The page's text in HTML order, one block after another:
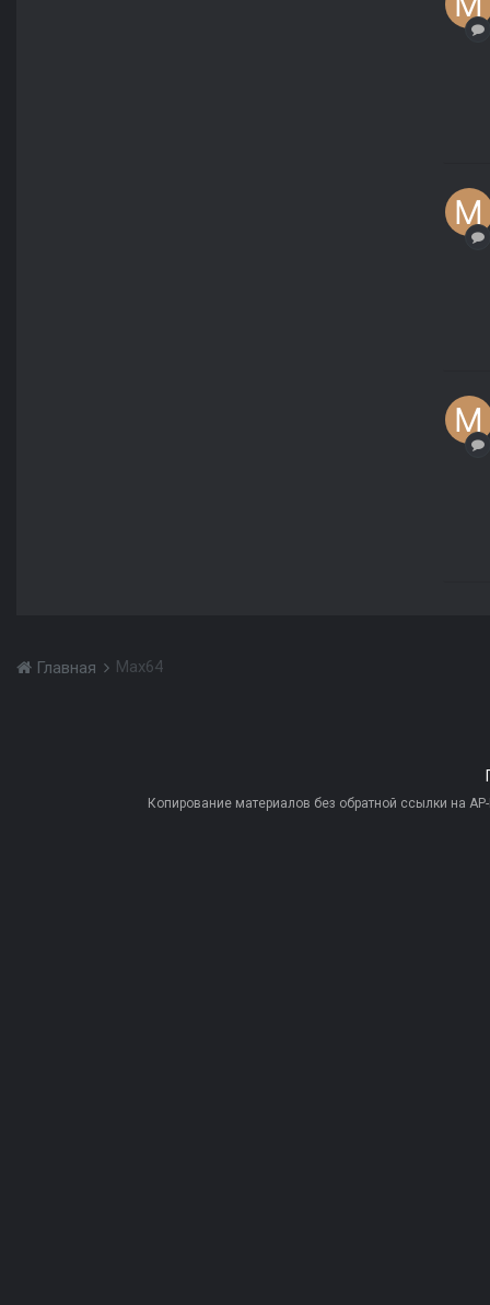
Главная Max64
Копирование материалов без обратной ссылки на